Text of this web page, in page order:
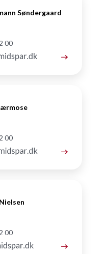
Søndergaard
00
00
00